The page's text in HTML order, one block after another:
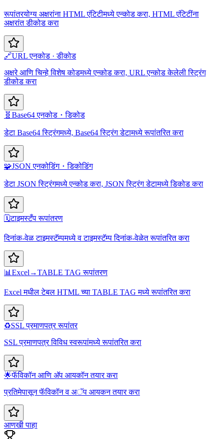
रूपांतरयोग्य अक्षरांना HTML एंटिटीमध्ये एन्कोड करा, HTML एंटिटींना
अक्षरांत डीकोड करा
🔗URL एनकोड · डीकोड
अक्षरे आणि चिन्हे विशेष कोडमध्ये एन्कोड करा, URL एन्कोड केलेली स्ट्रिंग
डीकोड करा
🧬 Base64 एनकोड・डिकोड
डेटा Base64 स्ट्रिंगमध्ये, Base64 स्ट्रिंग डेटामध्ये रूपांतरित करा
🧩JSON एनकोडिंग・डिकोडिंग
डेटा JSON स्ट्रिंगमध्ये एन्कोड करा, JSON स्ट्रिंग डेटामध्ये डिकोड करा
🗓️टाइमस्टँप रूपांतरण
दिनांक-वेळ टाइमस्टॅम्पमध्ये व टाइमस्टॅम्प दिनांक-वेळेत रूपांतरित करा
📊Excel→TABLE TAG रूपांतरण
Excel मधील टेबल HTML च्या TABLE TAG मध्ये रूपांतरित करा
♻️SSL प्रमाणपत्र रूपांतर
SSL प्रमाणपत्र विविध स्वरूपांमध्ये रूपांतरित करा
🌟फॅविकॉन आणि अ‍ॅप आयकॉन तयार करा
प्रतिमेपासून फॅविकॉन व अॅप आयकन तयार करा
आणखी पाहा